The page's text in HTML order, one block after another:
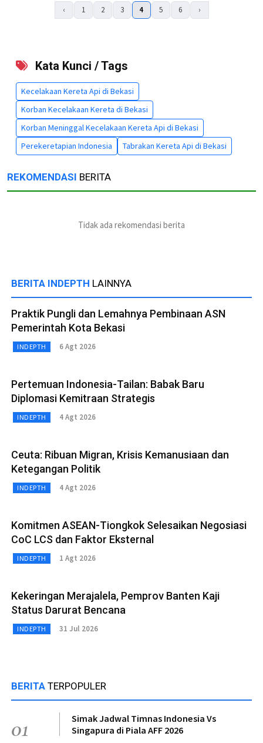
‹ 1 2 3 4 5 6 ›
Kata Kunci / Tags
Kecelakaan Kereta Api di Bekasi
Korban Kecelakaan Kereta di Bekasi
Korban Meninggal Kecelakaan Kereta Api di Bekasi
Perekeretapian Indonesia
Tabrakan Kereta Api di Bekasi
REKOMENDASI BERITA
Tidak ada rekomendasi berita
BERITA INDEPTH LAINNYA
Praktik Pungli dan Lemahnya Pembinaan ASN
Pemerintah Kota Bekasi
INDEPTH 6 Agt 2026
Pertemuan Indonesia-Tailan: Babak Baru
Diplomasi Kemitraan Strategis
INDEPTH 4 Agt 2026
Ceuta: Ribuan Migran, Krisis Kemanusiaan dan
Ketegangan Politik
INDEPTH 4 Agt 2026
Komitmen ASEAN-Tiongkok Selesaikan Negosiasi
CoC LCS dan Faktor Eksternal
INDEPTH 1 Agt 2026
Kekeringan Merajalela, Pemprov Banten Kaji
Status Darurat Bencana
INDEPTH 31 Jul 2026
BERITA TERPOPULER
01
Simak Jadwal Timnas Indonesia Vs
Singapura di Piala AFF 2026